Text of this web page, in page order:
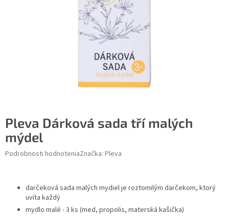
Pleva Dárková sada tří malých
mýdel
Podrobnosti hodnoteniaZnačka: Pleva
darčeková sada malých mydiel je roztomilým darčekom, ktorý
uvíta každý
mydlo malé - 3 ks (med, propolis, materská kašička)